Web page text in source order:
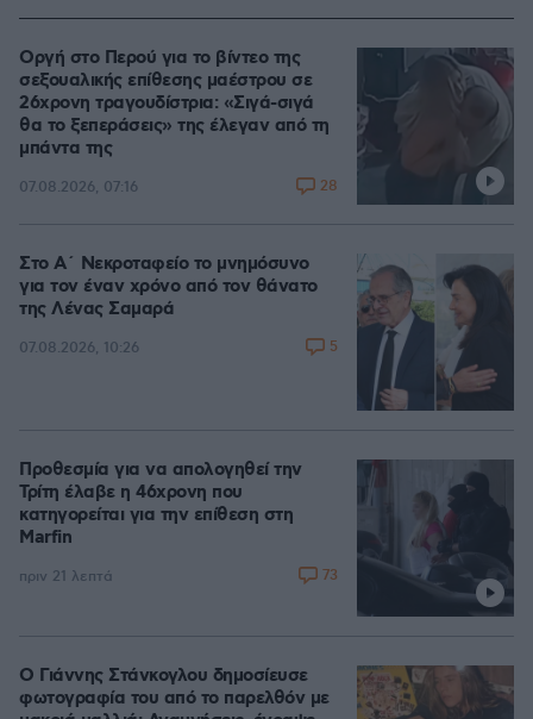
Οργή στο Περού για το βίντεο της
σεξουαλικής επίθεσης μαέστρου σε
26χρονη τραγουδίστρια: «Σιγά-σιγά
θα το ξεπεράσεις» της έλεγαν από τη
μπάντα της
07.08.2026, 07:16 28
Στο Α΄ Νεκροταφείο το μνημόσυνο
για τον έναν χρόνο από τον θάνατο
της Λένας Σαμαρά
07.08.2026, 10:26 5
Προθεσμία για να απολογηθεί την
Τρίτη έλαβε η 46χρονη που
κατηγορείται για την επίθεση στη
Marfin
πριν 21 λεπτά 73
Ο Γιάννης Στάνκογλου δημοσίευσε
φωτογραφία του από το παρελθόν με